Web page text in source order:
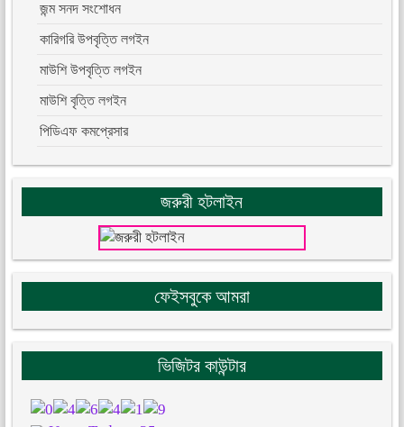
জন্ম সনদ সংশোধন
কারিগরি উপবৃত্তি লগইন
মাউশি উপবৃত্তি লগইন
মাউশি বৃত্তি লগইন
পিডিএফ কমপ্রেসার
জরুরী হটলাইন
ফেইসবুকে আমরা
ভিজিটর কাউন্টার